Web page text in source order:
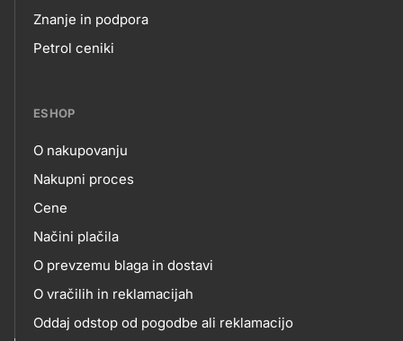
Footer
links
Znanje in podpora
Petrol ceniki
ESHOP
eshop
O nakupovanju
Nakupni proces
Cene
Načini plačila
O prevzemu blaga in dostavi
O vračilih in reklamacijah
Oddaj odstop od pogodbe ali reklamacijo